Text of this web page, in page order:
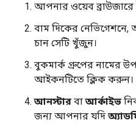
আপনার ওয়েব ব্রাউজারে
বাম দিকের নেভিগেশনে,
চান সেটি খুঁজুন।
বুকমার্ক গ্রুপের নামের
আইকনটিতে ক্লিক করুন।
আনস্টার বাআর্কাইভ
জন্য আপনার যদি